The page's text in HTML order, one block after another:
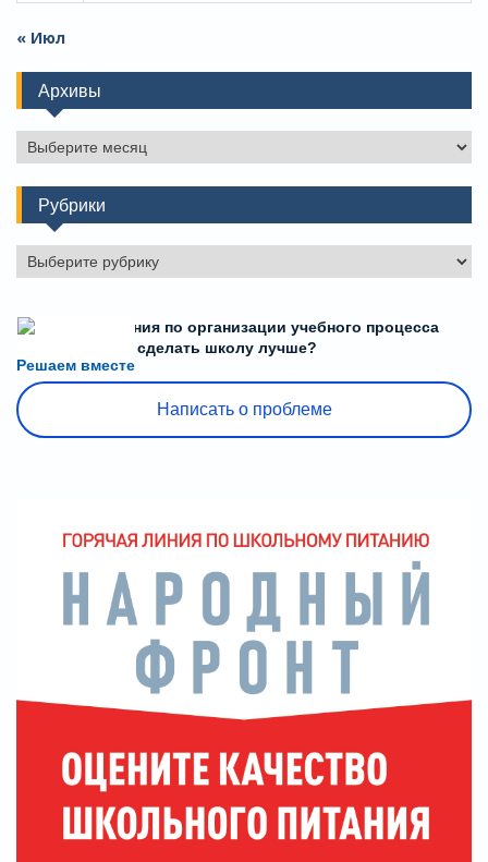
« Июл
Архивы
Архивы
Рубрики
Рубрики
Решаем вместе
Есть предложения по организации учебного процесса
или знаете, как сделать школу лучше?
Написать о проблеме